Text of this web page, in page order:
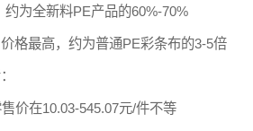
为全新料PE产品的60%-70%
格最高，约为普通PE彩条布的3-5倍
价在10.03-545.07元/件不等